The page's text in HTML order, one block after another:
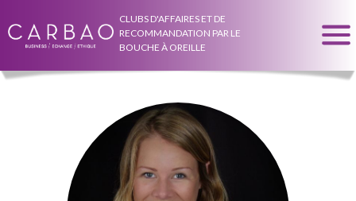
CLUBS D'AFFAIRES ET DE
RECOMMANDATION PAR LE
BOUCHE À OREILLE